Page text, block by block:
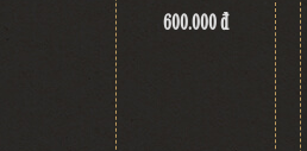
600.000 đ